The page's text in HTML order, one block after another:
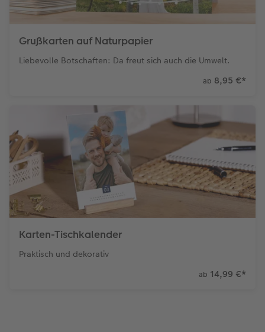
Grußkarten auf Naturpapier
Liebevolle Botschaften: Da freut sich auch die Umwelt.
ab 8,95 €*
Karten-Tischkalender
Praktisch und dekorativ
ab 14,99 €*